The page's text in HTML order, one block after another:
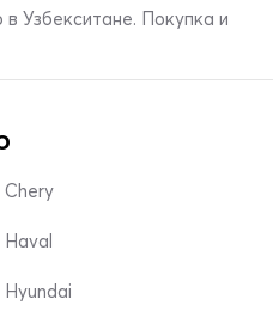
Узбекситане. Покупка и
Chery
Haval
Hyundai